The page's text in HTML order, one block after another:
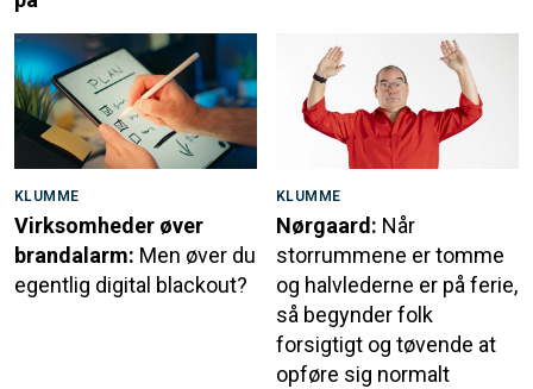
KLUMME
Virksomheder øver
brandalarm: Men øver du
egentlig digital blackout?
KLUMME
Nørgaard: Når
storrummene er tomme
og halvlederne er på ferie,
så begynder folk
forsigtigt og tøvende at
opføre sig normalt